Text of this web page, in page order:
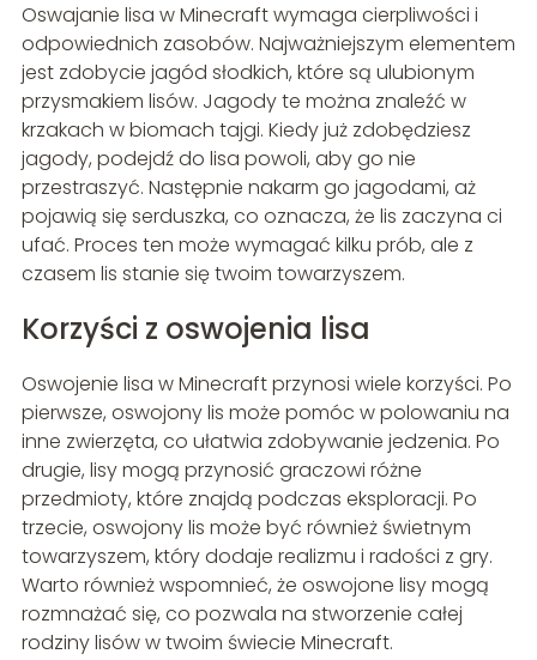
Oswajanie lisa w Minecraft wymaga cierpliwości i
odpowiednich zasobów. Najważniejszym elementem
jest zdobycie jagód słodkich, które są ulubionym
przysmakiem lisów. Jagody te można znaleźć w
krzakach w biomach tajgi. Kiedy już zdobędziesz
jagody, podejdź do lisa powoli, aby go nie
przestraszyć. Następnie nakarm go jagodami, aż
pojawią się serduszka, co oznacza, że lis zaczyna ci
ufać. Proces ten może wymagać kilku prób, ale z
czasem lis stanie się twoim towarzyszem.
Korzyści z oswojenia lisa
Oswojenie lisa w Minecraft przynosi wiele korzyści. Po
pierwsze, oswojony lis może pomóc w polowaniu na
inne zwierzęta, co ułatwia zdobywanie jedzenia. Po
drugie, lisy mogą przynosić graczowi różne
przedmioty, które znajdą podczas eksploracji. Po
trzecie, oswojony lis może być również świetnym
towarzyszem, który dodaje realizmu i radości z gry.
Warto również wspomnieć, że oswojone lisy mogą
rozmnażać się, co pozwala na stworzenie całej
rodziny lisów w twoim świecie Minecraft.